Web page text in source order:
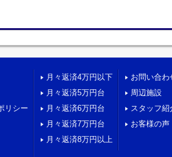
リシー
月々返済4万円以下
月々返済5万円台
月々返済6万円台
月々返済7万円台
月々返済8万円以上
お問い合わ
周辺施設
スタッフ紹
お客様の声